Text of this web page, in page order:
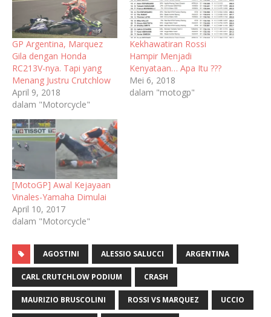
GP Argentina, Marquez
Gila dengan Honda
RC213V-nya. Tapi yang
Menang Justru Crutchlow
April 9, 2018
dalam "Motorcycle"
Kekhawatiran Rossi
Hampir Menjadi
Kenyataan… Apa Itu ???
Mei 6, 2018
dalam "motogp"
[MotoGP] Awal Kejayaan
Vinales-Yamaha Dimulai
April 10, 2017
dalam "Motorcycle"
AGOSTINI ALESSIO SALUCCI ARGENTINA
CARL CRUTCHLOW PODIUM CRASH
MAURIZIO BRUSCOLINI ROSSI VS MARQUEZ UCCIO